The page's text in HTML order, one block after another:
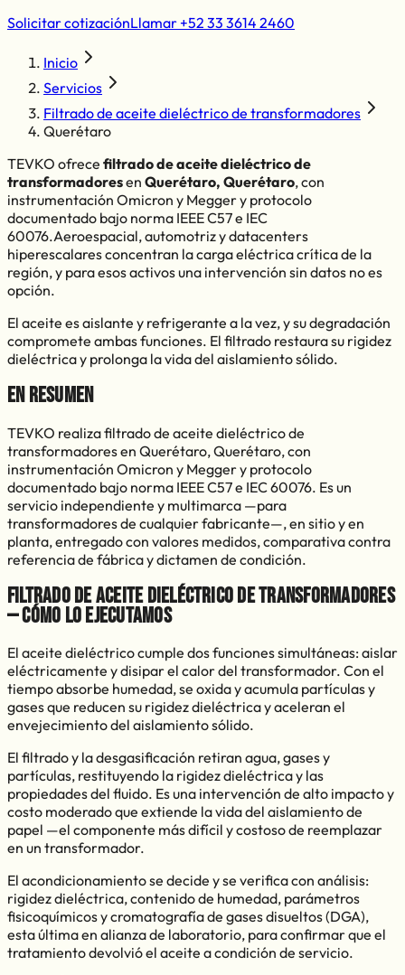
Solicitar cotizaciónLlamar +52 33 3614 2460
Inicio
Servicios
Filtrado de aceite dieléctrico de transformadores
Querétaro
TEVKO ofrece filtrado de aceite dieléctrico de
transformadoresen Querétaro, Querétaro, con
instrumentación Omicron y Megger y protocolo
documentado bajo norma IEEE C57 e IEC
60076.Aeroespacial, automotriz y datacenters
hiperescalaresconcentran la carga eléctrica crítica de la
región, y para esos activos una intervención sin datos no es
opción.
El aceite es aislante y refrigerante a la vez, y su degradación
compromete ambas funciones. El filtrado restaura su rigidez
dieléctrica y prolonga la vida del aislamiento sólido.
En resumen
TEVKO realizafiltrado de aceite dieléctrico de
transformadoresen Querétaro,Querétaro, con
instrumentación Omicron y Megger y protocolo
documentado bajo norma IEEE C57 e IEC 60076. Es un
servicio independiente y multimarca —para
transformadores de cualquier fabricante—, en sitio y en
planta, entregado con valores medidos, comparativa contra
referencia de fábrica y dictamen de condición.
Filtrado de aceite dieléctrico de transformadores
— cómo lo ejecutamos
El aceite dieléctrico cumple dos funciones simultáneas: aislar
eléctricamente y disipar el calor del transformador. Con el
tiempo absorbe humedad, se oxida y acumula partículas y
gases que reducen su rigidez dieléctrica y aceleran el
envejecimiento del aislamiento sólido.
El filtrado y la desgasificación retiran agua, gases y
partículas, restituyendo la rigidez dieléctrica y las
propiedades del fluido. Es una intervención de alto impacto y
costo moderado que extiende la vida del aislamiento de
papel —el componente más difícil y costoso de reemplazar
en un transformador.
El acondicionamiento se decide y se verifica con análisis:
rigidez dieléctrica, contenido de humedad, parámetros
fisicoquímicos y cromatografía de gases disueltos (DGA),
esta última en alianza de laboratorio, para confirmar que el
tratamiento devolvió el aceite a condición de servicio.